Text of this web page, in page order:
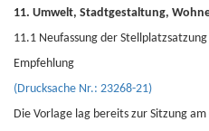
11. Umwelt, Stadtgestaltung,
11.1 Neufassung der Stellplatzsatzung
Empfehlung
(Drucksache Nr.: 23268-21)
Die Vorlage lag bereits zur Sitzung